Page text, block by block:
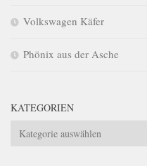
Volkswagen Käfer
Phönix aus der Asche
KATEGORIEN
Kategorien